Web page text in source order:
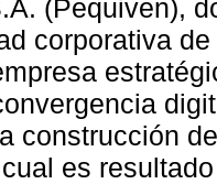
(Pequiven),
corporativa
construcción
es